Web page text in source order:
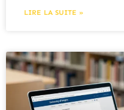
LIRE LA SUITE »